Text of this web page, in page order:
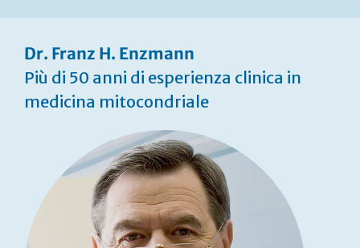
Dr. Franz H. Enzmann
Più di 50 anni di esperienza clinica in
medicina mitocondriale